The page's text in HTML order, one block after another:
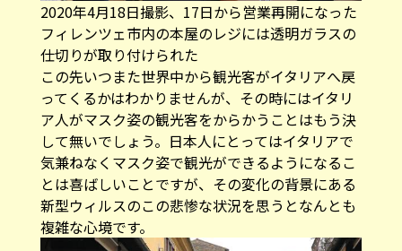
2020年4月18日撮影、17日から営業再開になった
フィレンツェ市内の本屋のレジには透明ガラスの
仕切りが取り付けられた
この先いつまた世界中から観光客がイタリアへ戻
ってくるかはわかりませんが、その時にはイタリ
ア人がマスク姿の観光客をからかうことはもう決
して無いでしょう。日本人にとってはイタリアで
気兼ねなくマスク姿で観光ができるようになるこ
とは喜ばしいことですが、その変化の背景にある
新型ウィルスのこの悲惨な状況を思うとなんとも
複雑な心境です。